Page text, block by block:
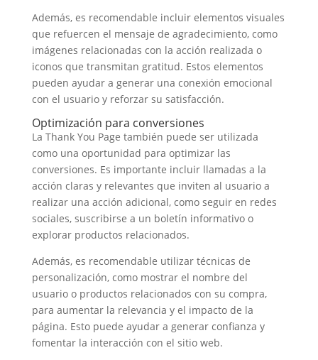
Además, es recomendable incluir elementos visuales
que refuercen el mensaje de agradecimiento, como
imágenes relacionadas con la acción realizada o
iconos que transmitan gratitud. Estos elementos
pueden ayudar a generar una conexión emocional
con el usuario y reforzar su satisfacción.
Optimización para conversiones
La Thank You Page también puede ser utilizada
como una oportunidad para optimizar las
conversiones. Es importante incluir llamadas a la
acción claras y relevantes que inviten al usuario a
realizar una acción adicional, como seguir en redes
sociales, suscribirse a un boletín informativo o
explorar productos relacionados.
Además, es recomendable utilizar técnicas de
personalización, como mostrar el nombre del
usuario o productos relacionados con su compra,
para aumentar la relevancia y el impacto de la
página. Esto puede ayudar a generar confianza y
fomentar la interacción con el sitio web.